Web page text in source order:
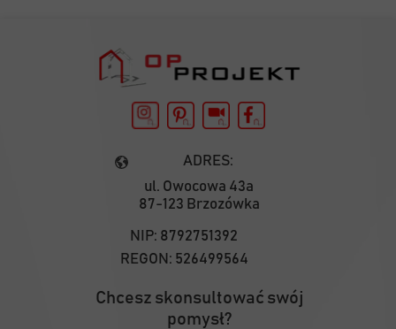
NIP: 8792751392
REGON: 526499564
Chcesz skonsultować swój
pomysł?
ADRES:
ul. Owocowa 43a
87-123 Brzozówka